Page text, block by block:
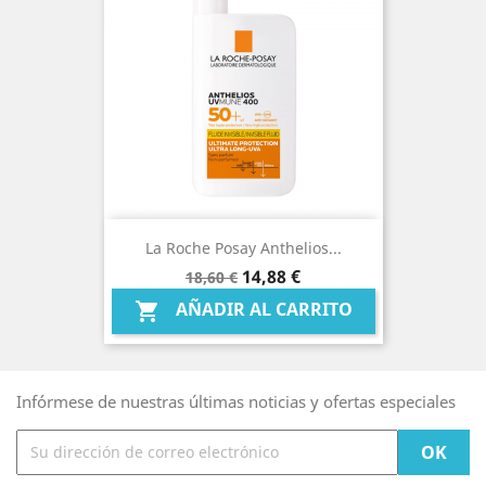
La Roche Posay Anthelios...
Precio
base
18,60 € Precio
14,88 €
 AÑADIR AL CARRITO
Infórmese de nuestras últimas noticias y ofertas especiales